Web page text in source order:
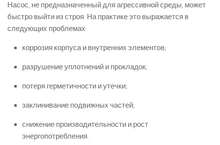
Насос, не предназначенный для агрессивной среды, может
быстро выйти из строя. На практике это выражается в
следующих проблемах:
коррозия корпуса и внутренних элементов;
разрушение уплотнений и прокладок;
потеря герметичности и утечки;
заклинивание подвижных частей;
снижение производительности и рост
энергопотребления.